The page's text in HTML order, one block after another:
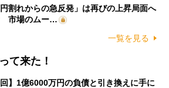
割れからの急反発」は再びの上昇局面へ
市場のムー…
一覧を見る
て来た！
回】1億6000万円の負債と引き換えに手に